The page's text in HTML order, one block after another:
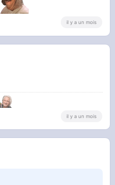
il y a un mois
il y a un mois